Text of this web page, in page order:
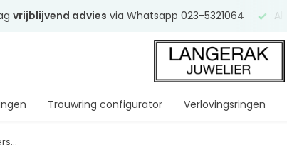
vrijblijvend advies via Whatsapp 023-5321064 Al
Trouwring configurator Verlovingsringen